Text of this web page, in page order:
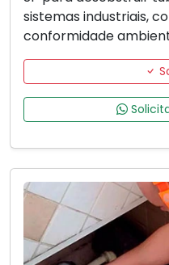
sistemas industriais,
conformidade